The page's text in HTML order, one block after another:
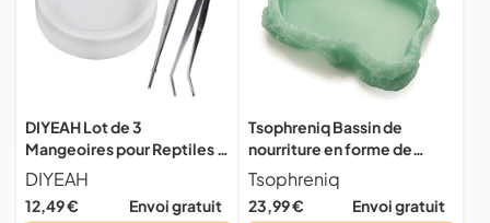
DIYEAH Lot de 3
Mangeoires pour Reptiles –
Bol en Céramique Moyen
Pinces en Acier Inoxydable
Courbée et Droite 20 CM –
DIYEAH
12,49 € Envoi gratuit
Tsophreniq Bassin de
nourriture en forme de
roche pour lézards - Cage
fixe pour eau potable -
Fournitures pour reptiles et
Tsophreniq
23,99 € Envoi gratuit